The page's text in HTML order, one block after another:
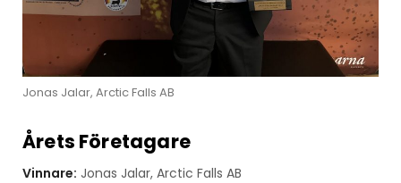
Jonas Jalar, Arctic Falls AB
Årets Företagare
Vinnare: Jonas Jalar, Arctic Falls AB